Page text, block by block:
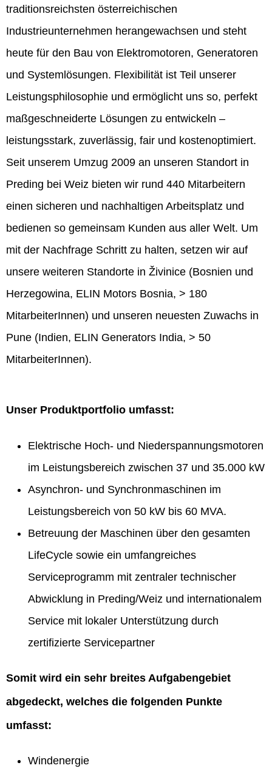
traditionsreichsten österreichischen
Industrieunternehmen herangewachsen und steht
heute für den Bau von Elektromotoren, Generatoren
und Systemlösungen. Flexibilität ist Teil unserer
Leistungsphilosophie und ermöglicht uns so, perfekt
maßgeschneiderte Lösungen zu entwickeln –
leistungsstark, zuverlässig, fair und kostenoptimiert.
Seit unserem Umzug 2009 an unseren Standort in
Preding bei Weiz bieten wir rund 440 Mitarbeitern
einen sicheren und nachhaltigen Arbeitsplatz und
bedienen so gemeinsam Kunden aus aller Welt. Um
mit der Nachfrage Schritt zu halten, setzen wir auf
unsere weiteren Standorte in Živinice (Bosnien und
Herzegowina, ELIN Motors Bosnia, > 180
MitarbeiterInnen) und unseren neuesten Zuwachs in
Pune (Indien, ELIN Generators India, > 50
MitarbeiterInnen).
Unser Produktportfolio umfasst:
Elektrische Hoch- und Niederspannungsmotoren
im Leistungsbereich zwischen 37 und 35.000 kW
Asynchron- und Synchronmaschinen im
Leistungsbereich von 50 kW bis 60 MVA.
Betreuung der Maschinen über den gesamten
LifeCycle sowie ein umfangreiches
Serviceprogramm mit zentraler technischer
Abwicklung in Preding/Weiz und internationalem
Service mit lokaler Unterstützung durch
zertifizierte Servicepartner
Somit wird ein sehr breites Aufgabengebiet
abgedeckt, welches die folgenden Punkte
umfasst:
Windenergie